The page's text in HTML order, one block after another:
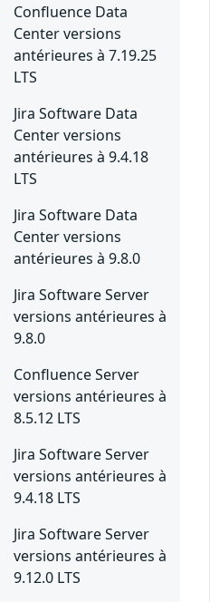
Confluence Data
Center versions
antérieures à 7.19.25
LTS
Jira Software Data
Center versions
antérieures à 9.4.18
LTS
Jira Software Data
Center versions
antérieures à 9.8.0
Jira Software Server
versions antérieures à
9.8.0
Confluence Server
versions antérieures à
8.5.12 LTS
Jira Software Server
versions antérieures à
9.4.18 LTS
Jira Software Server
versions antérieures à
9.12.0 LTS